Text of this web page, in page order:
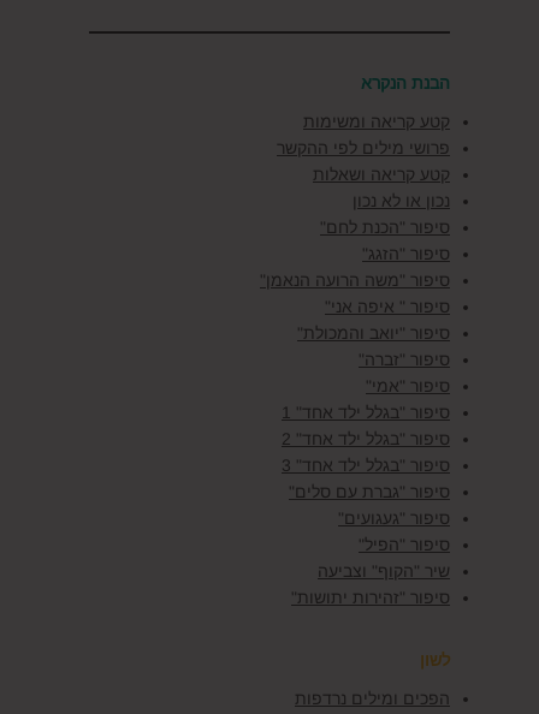
הבנת הנקרא
קטע קריאה ומשימות
פרושי מילים לפי ההקשר
קטע קריאה ושאלות
נכון או לא נכון
סיפור "הכנת לחם"
סיפור "הזגג"
סיפור "משה הרועה הנאמן"
סיפור " איפה אני"
סיפור "יואב והמכולת"
סיפור "זברה"
סיפור "אמי"
סיפור "בגלל ילד אחד" 1
סיפור "בגלל ילד אחד" 2
סיפור "בגלל ילד אחד" 3
סיפור "גברת עם סלים"
סיפור "געגועים"
סיפור "הפיל"
שיר "הקוף" וצביעה
סיפור "זהירות יתושות"
לשון
הפכים ומילים נרדפות